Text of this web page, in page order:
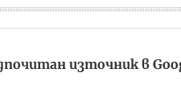
източник в